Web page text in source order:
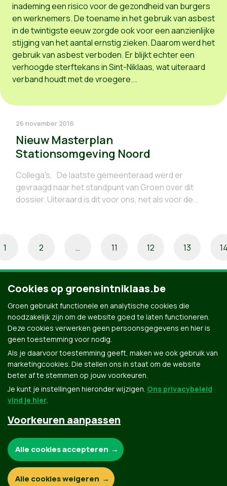
inademing een risico voor de gezondheid van burgers
en werknemers. De toename in het gebruik van asbest
in de twintigste eeuw zorgde ook voor een aanzienlijke
stijging van het aantal ernstig zieken. Daarom werd het
gebruik van asbest verboden. Er blijkt echter een
verhoogde sterftekans in Sint-Niklaas, wat uiteraard
verband houdt met de vroegere...
26 november 2016
Nieuw Masterplan
Stationsomgeving Noord
Collega's, De laatste gemeenteraad werd er
gevraagd naar het standpunt van Groen over dit
dossier. Uiteraard is dit voor ons, net als voor de...
1 2 … 11 12 13
Groen.be
Contact Privacybeleid
Cookies op groensintniklaas.be
Groen gebruikt functionele en analytische cookies die
noodzakelijk zijn om de website goed te laten functioneren.
Deze cookies verwerken geen persoonsgegevens en hier is
geen toestemming voor nodig.
Als je daarvoor toestemming geeft, maken we ook gebruik van
marketingcookies. Die stellen ons in staat om de website
beter af te stemmen op jouw voorkeuren.
Je kunt je instellingen hieronder wijzigen. Ons privacybeleid
vind je hier.
Voorkeuren aanpassen
Functionele en analytische cookies:
Alle cookies accepteren
Alle cookies weigeren